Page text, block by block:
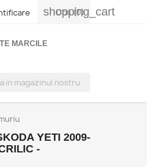
shopping_cart
Cos(0)
MARCILE
YETI 2009-
-